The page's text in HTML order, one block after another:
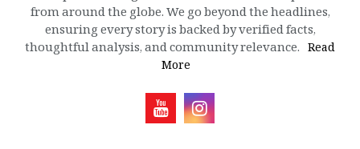
from around the globe. We go beyond the headlines,
ensuring every story is backed by verified facts,
thoughtful analysis, and community relevance. Read
More